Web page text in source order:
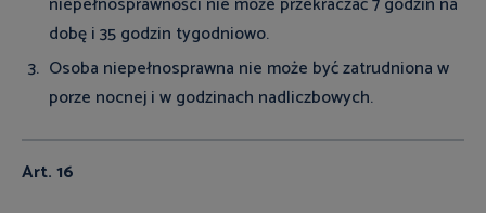
dobę i 35 godzin tygodniowo.
Osoba niepełnosprawna nie może być zatrudniona w
porze nocnej i w godzinach nadliczbowych.
Art. 16